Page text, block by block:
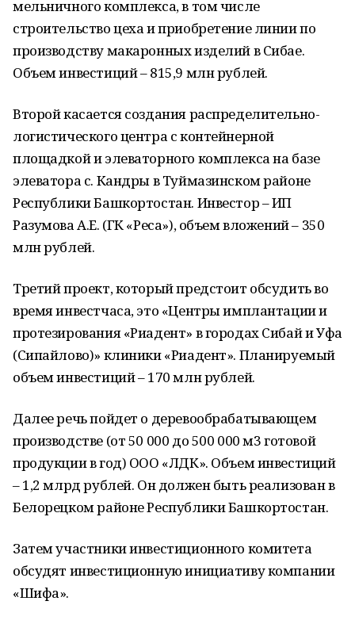
мельничного комплекса, в том числе
строительство цеха и приобретение линии по
производству макаронных изделий в Сибае.
Объем инвестиций – 815,9 млн рублей.
Второй касается создания распределительно-
логистического центра с контейнерной
площадкой и элеваторного комплекса на базе
элеватора с. Кандры в Туймазинском районе
Республики Башкортостан. Инвестор – ИП
Разумова А.Е. (ГК «Реса»), объем вложений – 350
млн рублей.
Третий проект, который предстоит обсудить во
время инвестчаса, это «Центры имплантации и
протезирования «Риадент» в городах Сибай и Уфа
(Сипайлово)» клиники «Риадент». Планируемый
объем инвестиций – 170 млн рублей.
Далее речь пойдет о деревообрабатывающем
производстве (от 50 000 до 500 000 м3 готовой
продукции в год) ООО «ЛДК». Объем инвестиций
– 1,2 млрд рублей. Он должен быть реализован в
Белорецком районе Республики Башкортостан.
Затем участники инвестиционного комитета
обсудят инвестиционную инициативу компании
«Шифа».